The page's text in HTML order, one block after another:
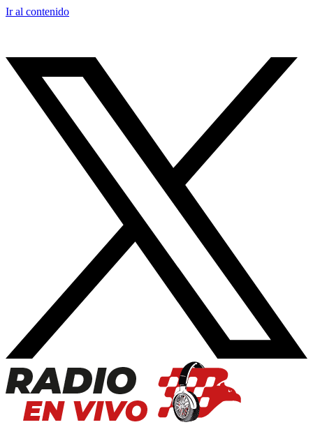
Ir al contenido